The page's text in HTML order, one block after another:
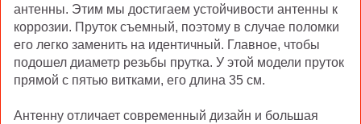
антенны. Этим мы достигаем устойчивости антенны к
коррозии. Пруток съемный, поэтому в случае поломки
его легко заменить на идентичный. Главное, чтобы
подошел диаметр резьбы прутка. У этой модели пруток
прямой с пятью витками, его длина 35 см.
Антенну отличает современный дизайн и большая